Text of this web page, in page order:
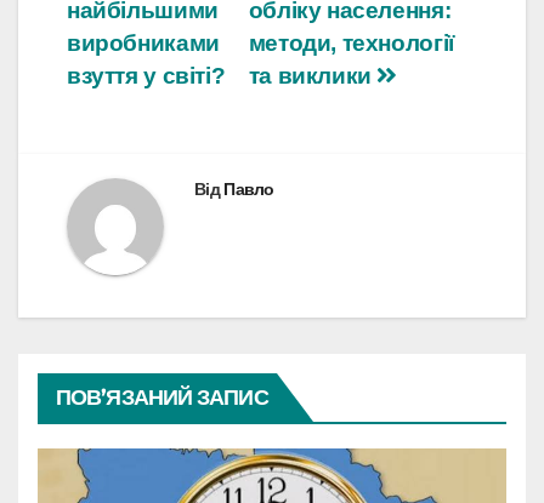
записів
обліку населення:
методи, технології
та виклики
найбільшими
виробниками
взуття у світі?
ВідПавло
ПОВ’ЯЗАНИЙ ЗАПИС